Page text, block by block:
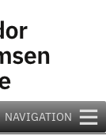
NAVIGATION